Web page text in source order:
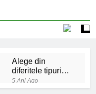
Alege din
diferitele tipuri
de bratara de
argint
5 Ani Ago